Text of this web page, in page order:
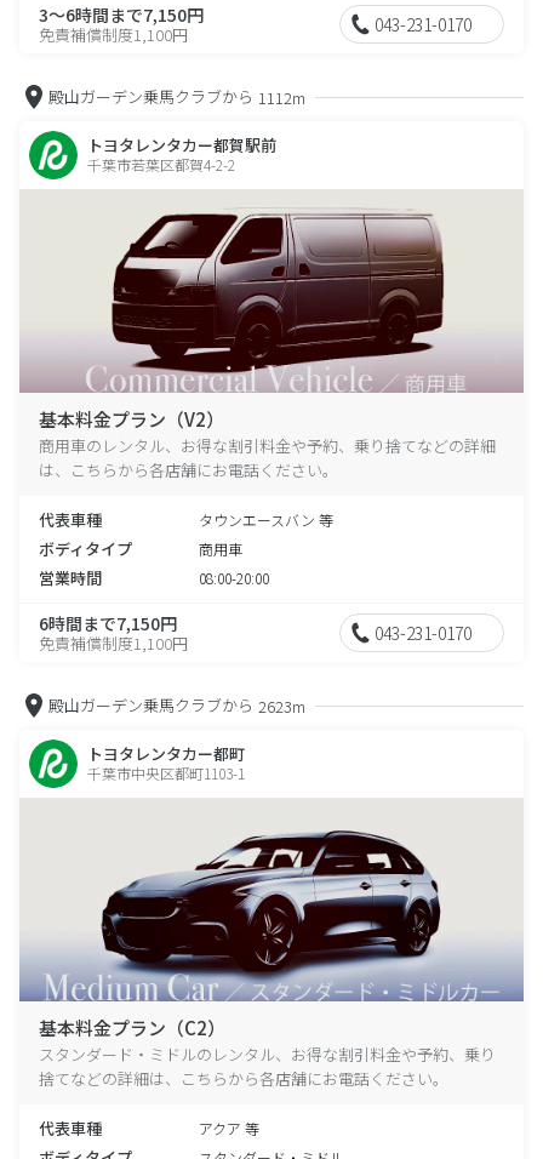
3～6時間まで7,150円
免責補償制度1,100円 043-231-0170
殿山ガーデン乗馬クラブから 1112m
トヨタレンタカー都賀駅前
千葉市若葉区都賀4-2-2
基本料金プラン（V2）
商用車のレンタル、お得な割引料金や予約、乗り捨てなどの詳細
は、こちらから各店舗にお電話ください。
代表車種 タウンエースバン 等
ボディタイプ 商用車
営業時間 08:00-20:00
6時間まで7,150円
免責補償制度1,100円 043-231-0170
殿山ガーデン乗馬クラブから 2623m
トヨタレンタカー都町
千葉市中央区都町1103-1
基本料金プラン（C2）
スタンダード・ミドルのレンタル、お得な割引料金や予約、乗り
捨てなどの詳細は、こちらから各店舗にお電話ください。
代表車種 アクア 等